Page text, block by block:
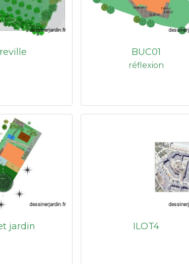
BUC01
réflexion
jardin ILOT4